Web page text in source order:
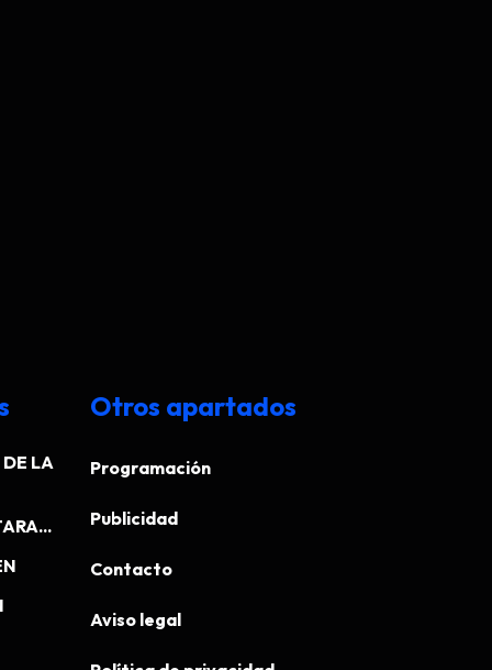
LA
Otros apartados
Programación
Publicidad
Contacto
Aviso legal